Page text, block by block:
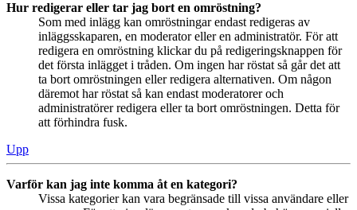
Hur redigerar eller tar jag bort en omröstning?
Som med inlägg kan omröstningar endast redigeras av
inläggsskaparen, en moderator eller en administratör. För att
redigera en omröstning klickar du på redigeringsknappen för
det första inlägget i tråden. Om ingen har röstat så går det att
ta bort omröstningen eller redigera alternativen. Om någon
däremot har röstat så kan endast moderatorer och
administratörer redigera eller ta bort omröstningen. Detta för
att förhindra fusk.
Upp
Varför kan jag inte komma åt en kategori?
Vissa kategorier kan vara begränsade till vissa användare eller